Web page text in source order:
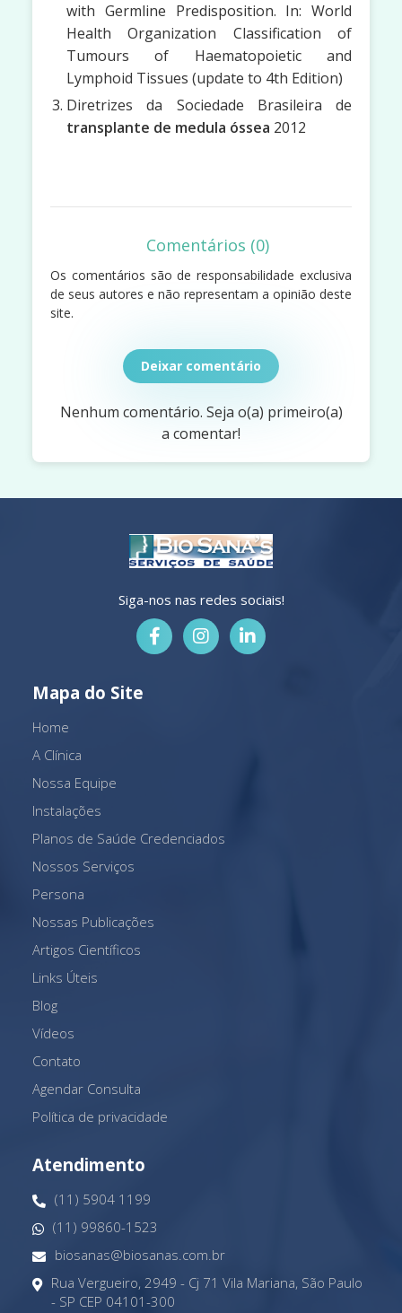
with Germline Predisposition. In: World
Health Organization Classification of
Tumours of Haematopoietic and
Lymphoid Tissues (update to 4th Edition)
Diretrizes da Sociedade Brasileira de
transplante de medula óssea 2012
Comentários (0)
Os comentários são de responsabilidade exclusiva
de seus autores e não representam a opinião deste
site.
Deixar comentário
Nenhum comentário. Seja o(a) primeiro(a)
a comentar!
Siga-nos nas redes sociais!
Mapa do Site
Home
A Clínica
Nossa Equipe
Instalações
Planos de Saúde Credenciados
Nossos Serviços
Persona
Nossas Publicações
Artigos Científicos
Links Úteis
Blog
Vídeos
Contato
Agendar Consulta
Política de privacidade
Atendimento
(11) 5904 1199
(11) 99860-1523
biosanas@biosanas.com.br
Rua Vergueiro, 2949 - Cj 71 Vila Mariana, São Paulo
- SP CEP 04101-300